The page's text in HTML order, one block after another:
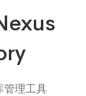
管理工具